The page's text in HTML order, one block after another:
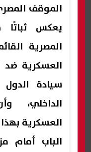
الموقف
يعكس ثباتًا
المصرية
العسكرية ضد
سيادة
الداخلي،
العسكرية
الباب أمام